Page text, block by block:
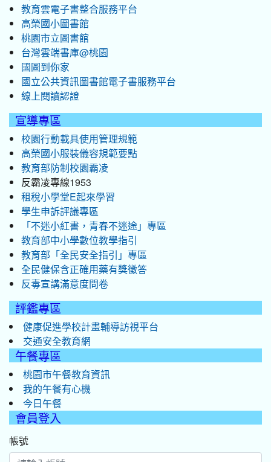
教育雲電子書整合服務平台
高榮國小圖書館
桃園市立圖書館
台灣雲端書庫@桃園
國圖到你家
國立公共資訊圖書館電子書服務平台
線上閱讀認證
宣導專區
校園行動載具使用管理規範
高榮國小服裝儀容規範要點
教育部防制校園霸凌
反霸凌專線1953
租稅小學堂E起來學習
學生申訴評議專區
「不迷小紅書，青春不迷途」專區
教育部中小學數位教學指引
教育部「全民安全指引」專區
全民健保含正確用藥有獎徵答
反毒宣講滿意度問卷
評鑑專區
健康促進學校計畫輔導訪視平台
交通安全教育網
午餐專區
桃園市午餐教育資訊
我的午餐有心機
今日午餐
會員登入
帳號